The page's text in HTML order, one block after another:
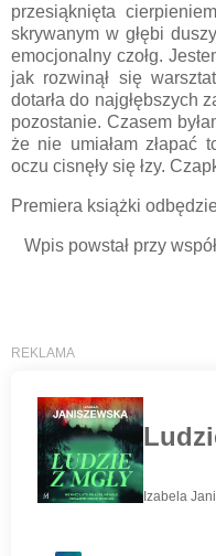
przesiąknięta
skrywanym w głębi
emocjonalny czołg.
jak rozwinął się
dotarła do najgłębszych
pozostanie. Czasem
że nie umiałam złapać
oczu cisnęły się łzy.
Premiera książki
Wpis powstał przy